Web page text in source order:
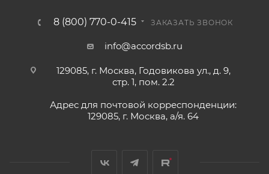
8 (800) 770-0-415 ЗАКАЗАТЬ ЗВОНОК
info@accordsb.ru
129085, г. Москва, Годовикова ул., д. 9,
стр. 1, пом. 2.2
Адрес для почтовой корреспонденции:
129085, г. Москва, а/я. 64